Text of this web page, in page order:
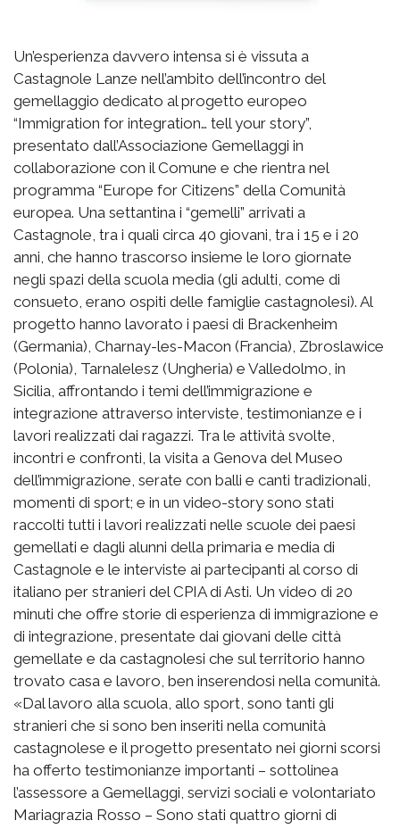
Un’esperienza davvero intensa si è vissuta a
Castagnole Lanze nell’ambito dell’incontro del
gemellaggio dedicato al progetto europeo
“Immigration for integration… tell your story”,
presentato dall’Associazione Gemellaggi in
collaborazione con il Comune e che rientra nel
programma “Europe for Citizens” della Comunità
europea. Una settantina i “gemelli” arrivati a
Castagnole, tra i quali circa 40 giovani, tra i 15 e i 20
anni, che hanno trascorso insieme le loro giornate
negli spazi della scuola media (gli adulti, come di
consueto, erano ospiti delle famiglie castagnolesi). Al
progetto hanno lavorato i paesi di Brackenheim
(Germania), Charnay-les-Macon (Francia), Zbroslawice
(Polonia), Tarnalelesz (Ungheria) e Valledolmo, in
Sicilia, affrontando i temi dell’immigrazione e
integrazione attraverso interviste, testimonianze e i
lavori realizzati dai ragazzi. Tra le attività svolte,
incontri e confronti, la visita a Genova del Museo
dell’immigrazione, serate con balli e canti tradizionali,
momenti di sport; e in un video-story sono stati
raccolti tutti i lavori realizzati nelle scuole dei paesi
gemellati e dagli alunni della primaria e media di
Castagnole e le interviste ai partecipanti al corso di
italiano per stranieri del CPIA di Asti. Un video di 20
minuti che offre storie di esperienza di immigrazione e
di integrazione, presentate dai giovani delle città
gemellate e da castagnolesi che sul territorio hanno
trovato casa e lavoro, ben inserendosi nella comunità.
«Dal lavoro alla scuola, allo sport, sono tanti gli
stranieri che si sono ben inseriti nella comunità
castagnolese e il progetto presentato nei giorni scorsi
ha offerto testimonianze importanti – sottolinea
l’assessore a Gemellaggi, servizi sociali e volontariato
Mariagrazia Rosso – Sono stati quattro giorni di